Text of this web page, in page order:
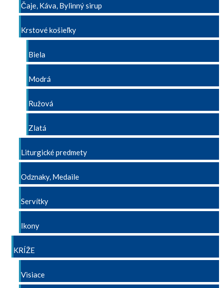
Čaje, Káva, Bylinný sirup
Krstové košieľky
Biela
Modrá
Ružová
Zlatá
Liturgické predmety
Odznaky, Medaile
Servítky
Ikony
KRÍŽE
Visiace